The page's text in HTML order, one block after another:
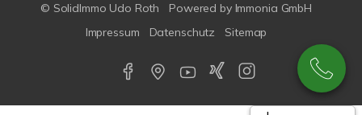
© SolidImmo Udo Roth Powered by Immonia GmbH
Impressum
Datenschutz Sitemap